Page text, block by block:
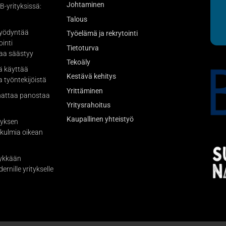
yrityksissä:
säästyy
käyttää
työntekijöistä
panostaa
oikean
yritykselle
Johtaminen
Talous
Työelämä ja rekrytointi
Tietoturva
Tekoäly
Kestävä kehitys
Yrittäminen
Yritysrahoitus
Kaupallinen yhteistyö